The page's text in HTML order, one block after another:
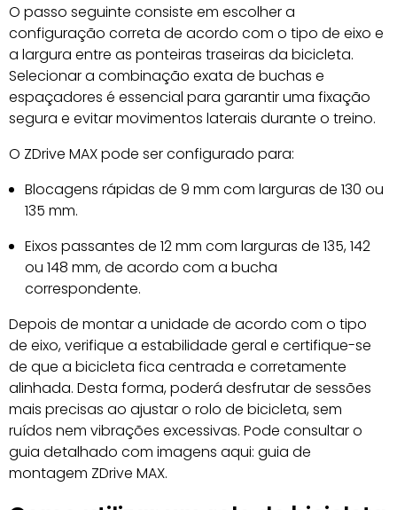
O passo seguinte consiste em escolher a
configuração correta de acordo com o tipo de eixo e
a largura entre as ponteiras traseiras da bicicleta.
Selecionar a combinação exata de buchas e
espaçadores é essencial para garantir uma fixação
segura e evitar movimentos laterais durante o treino.
O ZDrive MAX pode ser configurado para:
Blocagens rápidas de 9 mm com larguras de 130 ou
135 mm.
Eixos passantes de 12 mm com larguras de 135, 142
ou 148 mm, de acordo com a bucha
correspondente.
Depois de montar a unidade de acordo com o tipo
de eixo, verifique a estabilidade geral e certifique-se
de que a bicicleta fica centrada e corretamente
alinhada. Desta forma, poderá desfrutar de sessões
mais precisas ao ajustar o rolo de bicicleta, sem
ruídos nem vibrações excessivas. Pode consultar o
guia detalhado com imagens aqui: guia de
montagem ZDrive MAX.